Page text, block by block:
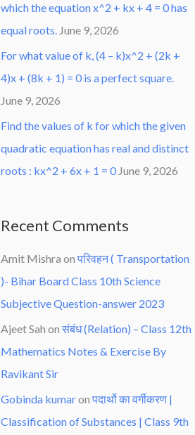
which the equation x^2 + kx + 4 = 0 has
equal roots. June 9, 2026
For what value of k, (4 – k)x^2 + (2k +
4)x + (8k + 1) = 0 is a perfect square.
June 9, 2026
Find the values of k for which the given
quadratic equation has real and distinct
roots : kx^2 + 6x + 1 = 0 June 9, 2026
Recent Comments
Amit Mishra on परिवहन ( Transportation
)- Bihar Board Class 10th Science
Subjective Question-answer 2023
Ajeet Sah on संबंध (Relation) – Class 12th
Mathematics Notes & Exercise By
Ravikant Sir
Gobinda kumaron पदार्थो का वर्गीकरण |
Classification of Substances | Class 9th